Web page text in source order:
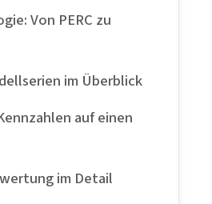
Von PERC zu
im Überblick
auf einen
im Detail